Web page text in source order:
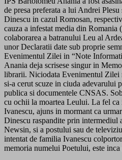
de presa preferata a lui Andrei
Dinescu in cazul Romosan,
cauza a infestat media din Romania (
colaborarea a batranului Leu al
unor Declaratii date sub proprie
Evenimentul Zilei in “Note
Anania deja scrisese singur in
librarii. Niciodata Evenimentul Zilei
si-a cerut scuze in ciuda adevarului
publica si documentele CNSAS.
cu ochii la moartea Leului. La fel
Ivanescu, ajuns in mormant ca
Dinescu raspandite prin
Newsin, si a postului sau de
intentat de familia Ivanescu
memoria numelui Poetului, este inca